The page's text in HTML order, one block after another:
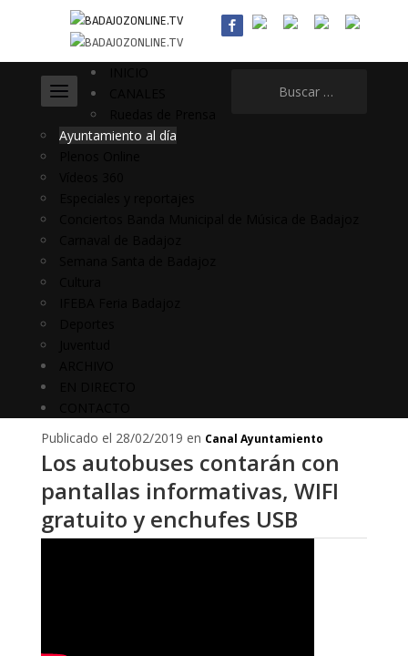
Ayuntamiento al día
Publicado el 28/02/2019 en Canal Ayuntamiento
Los autobuses contarán con
pantallas informativas, WIFI
gratuito y enchufes USB